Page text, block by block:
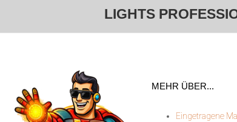
LIGHTS
MEHR ÜBER...
Eingetragene